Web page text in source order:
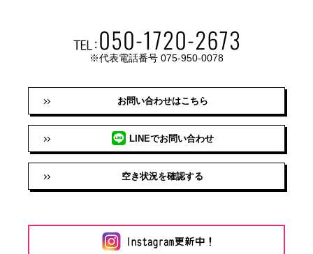
※代表電話番号 075-950-0078
お問い合わせはこちら
LINEでお問い合わせ
空き状況を確認する